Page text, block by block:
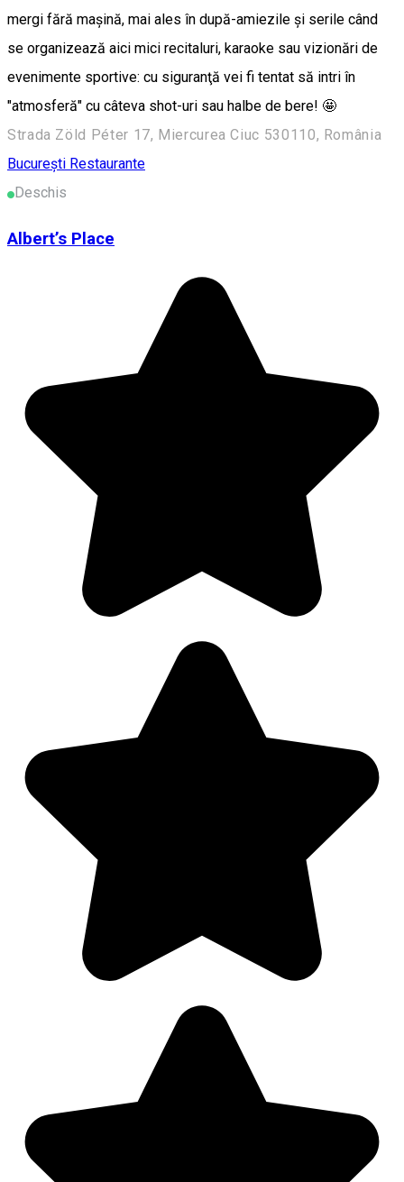
mergi fără maşină, mai ales în după-amiezile şi serile când
se organizează aici mici recitaluri, karaoke sau vizionări de
evenimente sportive: cu siguranţă vei fi tentat să intri în
"atmosferă" cu câteva shot-uri sau halbe de bere! 🤩
Strada Zöld Péter 17, Miercurea Ciuc 530110, România
București Restaurante
Deschis
Albert’s Place